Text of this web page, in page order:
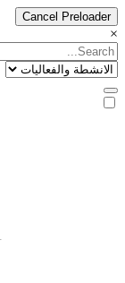
Cancel Preloader
×